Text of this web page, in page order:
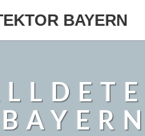
BAYERN
BAYERN